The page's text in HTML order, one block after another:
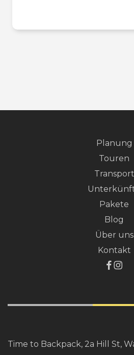
Planung
Touren
Transport
Pakete
Blog
Über uns
Kontakt
Time to Backpack, 2a Hill St,